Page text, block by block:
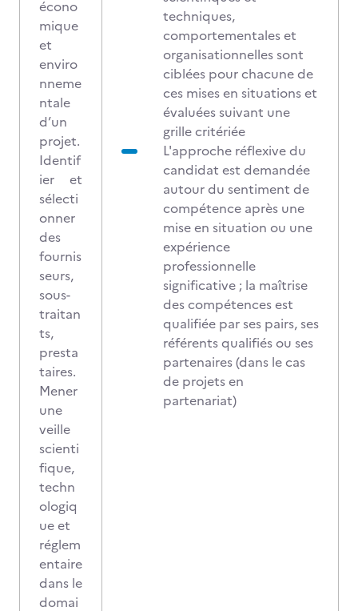
écono
mique
et
enviro
nneme
ntale
d’un
projet.
Identif
ier et
sélecti
onner
des
fournis
seurs,
sous-
traitan
ts,
presta
taires.
Mener
une
veille
scienti
fique,
techn
ologiq
ue et
réglem
entaire
dans le
domai
techniques,
comportementales et
organisationnelles sont
ciblées pour chacune de
ces mises en situations et
évaluées suivant une
grille critériée
L'approche réflexive du
candidat est demandée
autour du sentiment de
compétence après une
mise en situation ou une
expérience
professionnelle
significative ; la maîtrise
des compétences est
qualifiée par ses pairs, ses
référents qualifiés ou ses
partenaires (dans le cas
de projets en
partenariat)